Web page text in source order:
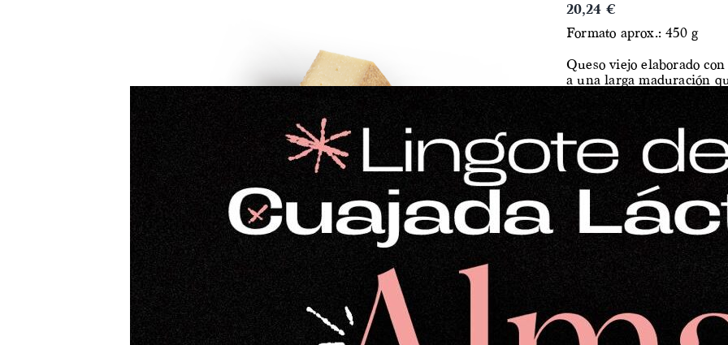
20,24 €
Formato aprox.: 450 g
Queso viejo elaborado
a una larga maduración
Presenta una textura
y bien definido, resultado
Un formato ideal para
marcado en pequeñas
de quesos curados.
También disponible en
Queso viejo de oveja
Medio queso viejo de